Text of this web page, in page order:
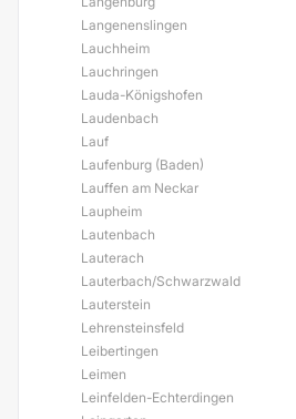
Langenenslingen
Lauchheim
Lauchringen
Lauda-Königshofen
Laudenbach
Lauf
Laufenburg (Baden)
Lauffen am Neckar
Laupheim
Lautenbach
Lauterach
Lauterbach/Schwarzwald
Lauterstein
Lehrensteinsfeld
Leibertingen
Leimen
Leinfelden-Echterdingen